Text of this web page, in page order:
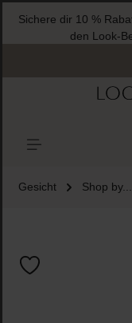
springen
Sichere dir 10 %
den Look-
Gesicht Shop by...